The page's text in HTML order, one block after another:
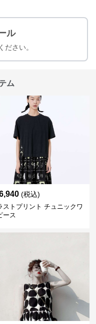
ル
ださい。
ム
(税込)
ストプリント チュニックワ
ース